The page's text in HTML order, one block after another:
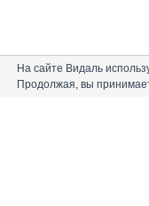
На сайте Видаль
Продолжая, вы